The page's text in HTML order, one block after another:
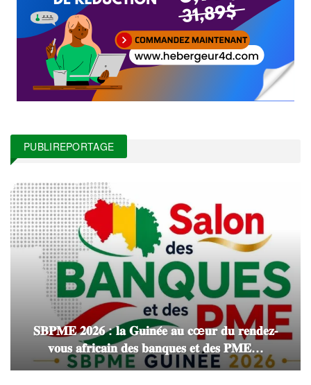
PUBLIREPORTAGE
𝐒𝐁𝐏𝐌𝐄 𝟐𝟎𝟐𝟔 : 𝐥𝐚 𝐆𝐮𝐢𝐧𝐞́𝐞 𝐚𝐮 𝐜œ𝐮𝐫 𝐝𝐮 𝐫𝐞𝐧𝐝𝐞𝐳-
𝐯𝐨𝐮𝐬 𝐚𝐟𝐫𝐢𝐜𝐚𝐢𝐧 𝐝𝐞𝐬 𝐛𝐚𝐧𝐪𝐮𝐞𝐬 𝐞𝐭 𝐝𝐞𝐬 𝐏𝐌𝐄…